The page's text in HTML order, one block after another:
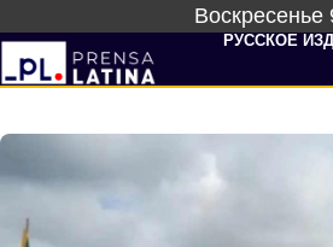
Воскресенье
РУССКОЕ